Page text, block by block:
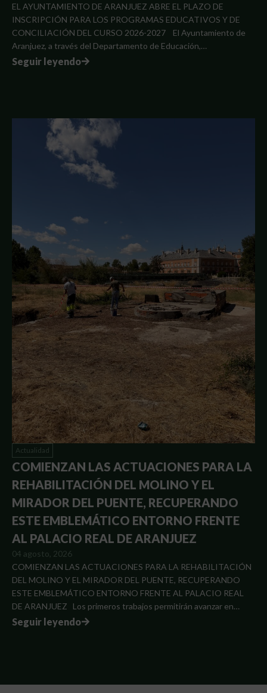
EL AYUNTAMIENTO DE ARANJUEZ ABRE EL PLAZO DE
INSCRIPCIÓN PARA LOS PROGRAMAS EDUCATIVOS Y DE
CONCILIACIÓN DEL CURSO 2026-2027 El Ayuntamiento de
Aranjuez, a través del Departamento de Educación,…
Seguir leyendo
Actualidad
COMIENZAN LAS ACTUACIONES PARA LA
REHABILITACIÓN DEL MOLINO Y EL
MIRADOR DEL PUENTE, RECUPERANDO
ESTE EMBLEMÁTICO ENTORNO FRENTE
AL PALACIO REAL DE ARANJUEZ
04 agosto, 2026
COMIENZAN LAS ACTUACIONES PARA LA REHABILITACIÓN
DEL MOLINO Y EL MIRADOR DEL PUENTE, RECUPERANDO
ESTE EMBLEMÁTICO ENTORNO FRENTE AL PALACIO REAL
DE ARANJUEZ Los primeros trabajos permitirán avanzar en…
Seguir leyendo